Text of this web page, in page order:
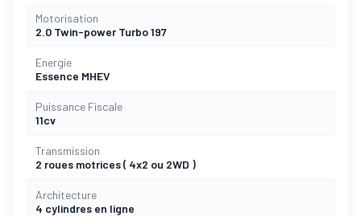
Motorisation
2.0 Twin-power Turbo 197
Energie
Essence MHEV
Puissance Fiscale
11cv
Transmission
2 roues motrices ( 4x2 ou 2WD )
Architecture
4 cylindres en ligne